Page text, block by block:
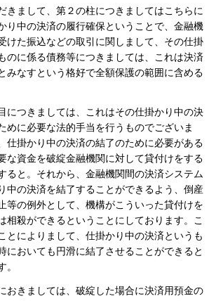
きまして、第２の柱につきましてはこちらに
り中の決済の履行確保ということで、金融機
けた振込などの取引に関しまして、その仕掛
のに係る債務等につきましては、これは決済
みなすという格好で全額保護の範囲に含める
につきましては、これはその仕掛かり中の決
めに必要な法的手当を行うものでございま
仕掛かり中の決済の結了のために必要がある
な資金を破綻金融機関に対して貸付けをする
ると。それから、金融機関間の決済システム
中の決済を結了することができるよう、倒産
等の例外として、機構がこういった貸付けを
相殺ができるということにしております。こ
とによりまして、仕掛かり中の決済というも
においても円滑に結了させることができると
。
おきましては、破綻した場合に決済用預金の